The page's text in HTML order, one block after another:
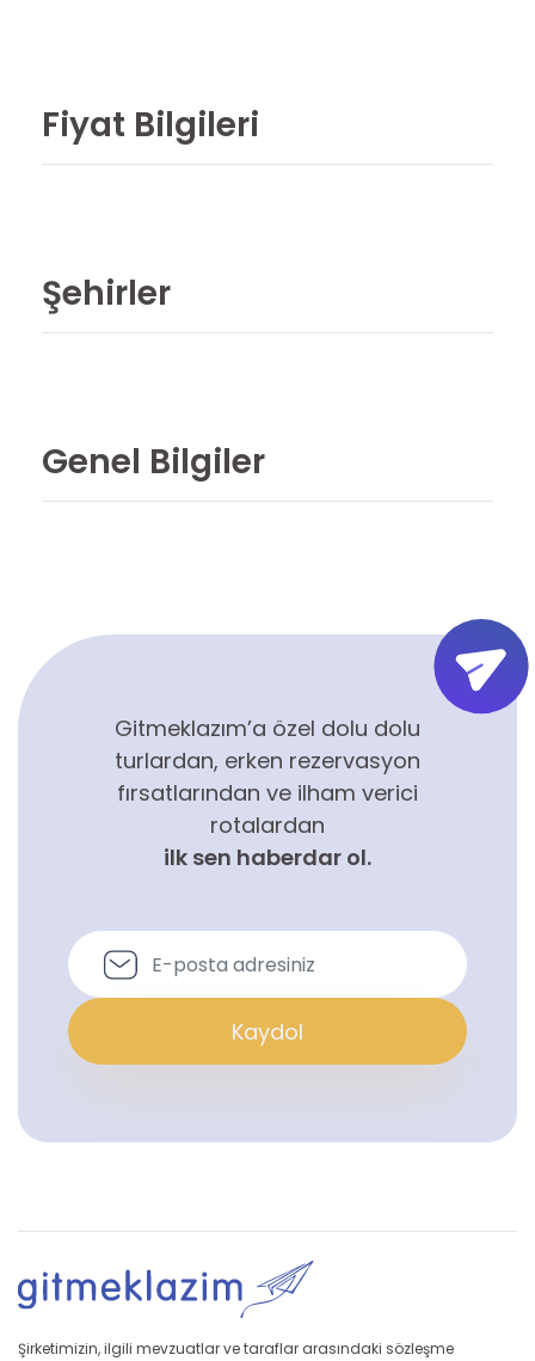
Fiyat Bilgileri
Şehirler
Genel Bilgiler
Gitmeklazım’a özel dolu dolu
turlardan, erken rezervasyon
fırsatlarından ve ilham verici
rotalardan
ilk sen haberdar ol.
Kaydol
Şirketimizin, ilgili mevzuatlar ve taraflar arasındaki sözleşme